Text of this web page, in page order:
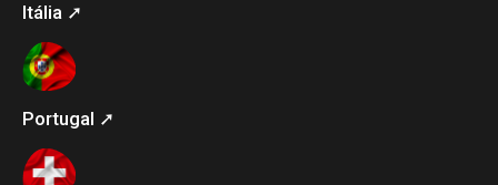
Itália ➚
Portugal ➚